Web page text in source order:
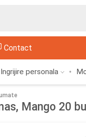
Contact
Ingrijire personala
Mango 20